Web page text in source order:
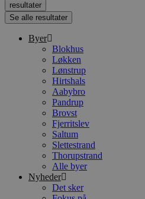
resultater
Se alle resultater
Byer
Blokhus
Løkken
Lønstrup
Hirtshals
Aabybro
Pandrup
Brovst
Fjerritslev
Saltum
Slettestrand
Thorupstrand
Alle byer
Nyheder
Det sker